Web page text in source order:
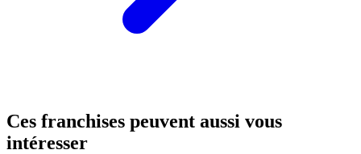
Ces franchises peuvent aussi vous
intéresser